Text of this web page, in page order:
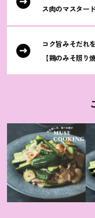
ス肉のマスター
コク旨みそだれ
【鶏のみそ照り